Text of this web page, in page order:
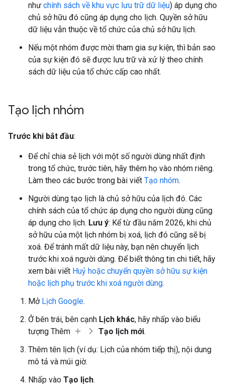
như chính sách về khu vực lưu trữ dữ liệu) áp dụng cho
chủ sở hữu đó cũng áp dụng cho lịch. Quyền sở hữu
dữ liệu vẫn thuộc về tổ chức của chủ sở hữu lịch.
Nếu một nhóm được mời tham gia sự kiện, thì bản sao
của sự kiện đó sẽ được lưu trữ và xử lý theo chính
sách dữ liệu của tổ chức cấp cao nhất.
Tạo lịch nhóm
Trước khi bắt đầu:
Để chỉ chia sẻ lịch với một số người dùng nhất định
trong tổ chức, trước tiên, hãy thêm họ vào nhóm riêng.
Làm theo các bước trong bài viết Tạo nhóm.
Người dùng tạo lịch là chủ sở hữu của lịch đó. Các
chính sách của tổ chức áp dụng cho người dùng cũng
áp dụng cho lịch. Lưu ý: Kể từ đầu năm 2026, khi chủ
sở hữu của một lịch nhóm bị xoá, lịch đó cũng sẽ bị
xoá. Để tránh mất dữ liệu này, bạn nên chuyển lịch
trước khi xoá người dùng. Để biết thông tin chi tiết, hãy
xem bài viết Huỷ hoặc chuyển quyền sở hữu sự kiện
hoặc lịch phụ trước khi xoá người dùng.
Mở Lịch Google.
Ở bên trái, bên cạnh Lịch khác, hãy nhấp vào biểu
tượng Thêm
Tạo lịch mới.
Thêm tên lịch (ví dụ: Lịch của nhóm tiếp thị), nội dung
mô tả và múi giờ.
Nhấp vào Tạo lịch.